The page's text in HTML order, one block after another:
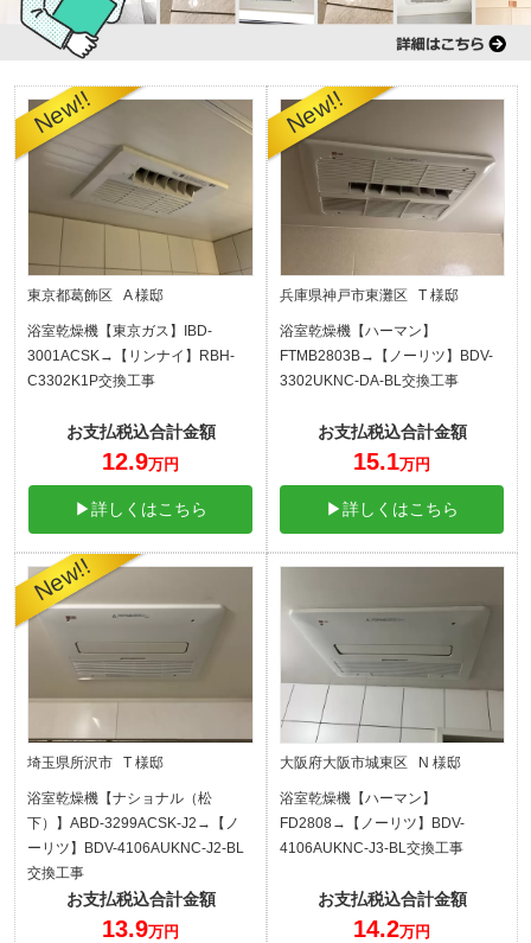
東京都葛飾区 A 様邸
浴室乾燥機【東京ガス】IBD-
3001ACSK→【リンナイ】RBH-
C3302K1P交換工事
お支払税込合計金額
12.9万円
▶詳しくはこちら
兵庫県神戸市東灘区 T 様邸
浴室乾燥機【ハーマン】
FTMB2803B→【ノーリツ】BDV-
3302UKNC-DA-BL交換工事
お支払税込合計金額
15.1万円
▶詳しくはこちら
埼玉県所沢市 T 様邸
浴室乾燥機【ナショナル（松
下）】ABD-3299ACSK-J2→【ノ
ーリツ】BDV-4106AUKNC-J2-BL
交換工事
お支払税込合計金額
13.9万円
大阪府大阪市城東区 N 様邸
浴室乾燥機【ハーマン】
FD2808→【ノーリツ】BDV-
4106AUKNC-J3-BL交換工事
お支払税込合計金額
14.2万円